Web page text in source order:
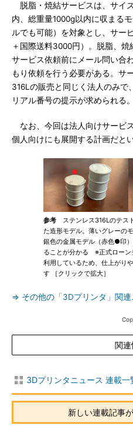
脱脂・焼結サービスは、サイ
内、総重量1000g以内に収まる
ルでも可能）を対象とし、サー
＋国際送料3000円）。脱脂、焼
サービス依頼前にメール問い合
もり依頼を行う必要がある。サ
316Lの販売と同じく法人のみ
リアル番号の提示が求められる。
なお、今回は法人向けサービ
個人向けにも展開する計画だとい
参考 ステンレス316Lのテス
た造形モデル。薄いグレーの
銀色の金属モデル（赤色●印
ることが分かる ※正式ローン
利用しているため、仕上がり
す ［クリックで拡大］
⇒ その他の「3Dプリンタ」関連
関連
3Dプリンタニュース 連載一
新しい連載記事